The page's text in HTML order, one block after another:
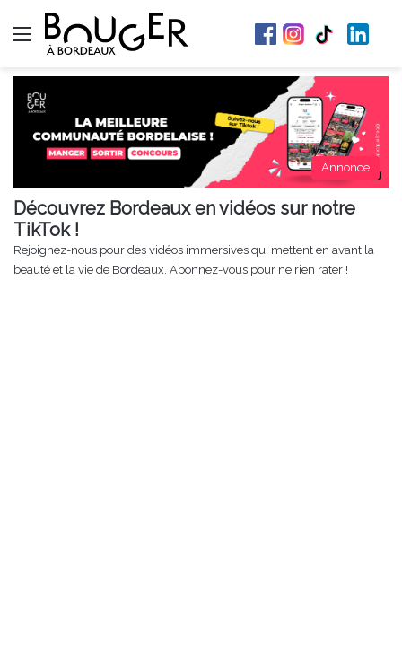
Menu
Annonce
Découvrez Bordeaux en vidéos sur notre
TikTok !
Rejoignez-nous pour des vidéos immersives qui mettent en avant la
beauté et la vie de Bordeaux. Abonnez-vous pour ne rien rater !